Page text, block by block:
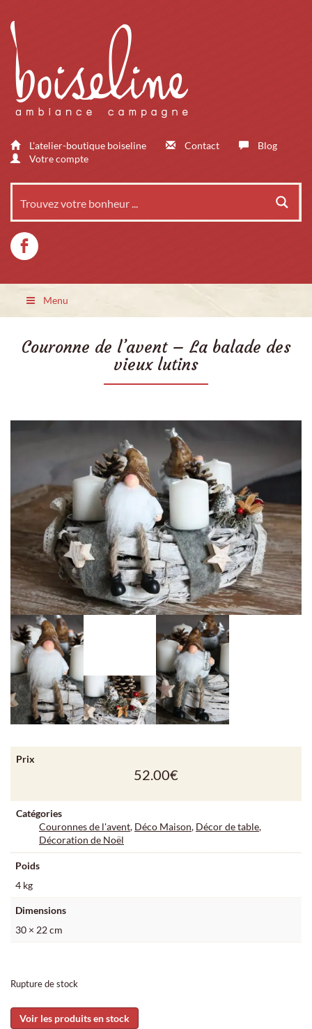
L'atelier-boutique boiseline Contact
Blog
Votre compte
Menu
Couronne de l’avent – La balade des
vieux lutins
Prix
52.00€
Catégories
Couronnes de l'avent, Déco Maison, Décor de table,
Décoration de Noël
Poids
4 kg
Dimensions
30 × 22 cm
Rupture de stock
Voir les produits en stock